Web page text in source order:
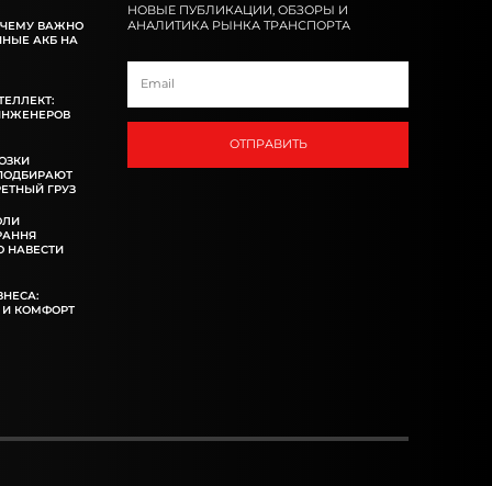
ВАЖНО
АКБ НА
ГРУЗ
НАВЕСТИ
И КОМФОРТ
НОВЫЕ ПУБЛИКАЦИИ, ОБЗОРЫ И
АНАЛИТИКА РЫНКА ТРАНСПОРТА
ОТПРАВИТЬ